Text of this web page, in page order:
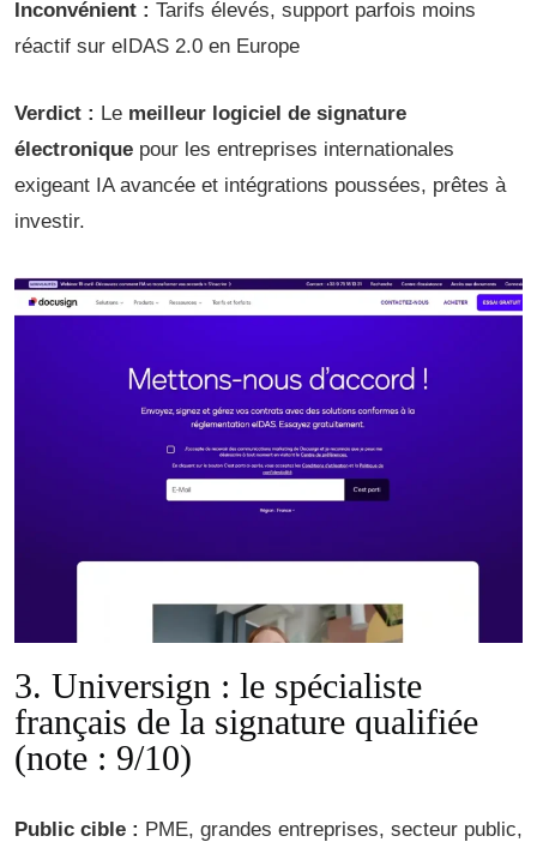
Inconvénient : Tarifs élevés, support parfois moins
réactif sur eIDAS 2.0 en Europe
Verdict : Le meilleur logiciel de signature
électronique pour les entreprises internationales
exigeant IA avancée et intégrations poussées, prêtes à
investir.
3. Universign : le spécialiste
français de la signature qualifiée
(note : 9/10)
Public cible : PME, grandes entreprises, secteur public,